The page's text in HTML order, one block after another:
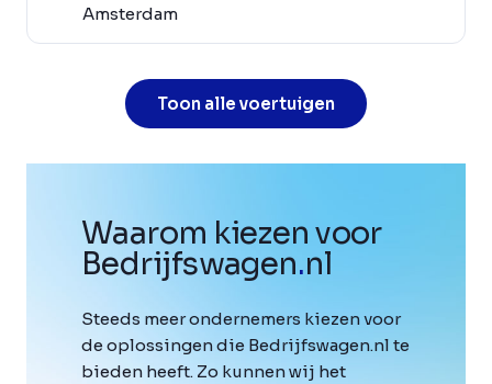
Amsterdam
Toon alle voertuigen
Waarom kiezen voor
Bedrijfswagen.nl
Steeds meer ondernemers kiezen voor
de oplossingen die Bedrijfswagen.nl te
bieden heeft. Zo kunnen wij het